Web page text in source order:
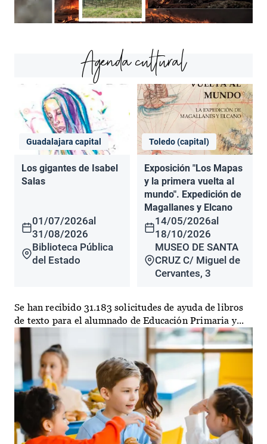
Agenda cultural
Guadalajara capital
Los gigantes de Isabel
Salas
01/07/2026al
31/08/2026
Biblioteca Pública
del Estado
Toledo (capital)
Exposición "Los Mapas
y la primera vuelta al
mundo". Expedición de
Magallanes y Elcano
14/05/2026al
18/10/2026
MUSEO DE SANTA
CRUZ C/ Miguel de
Cervantes, 3
Se han recibido 31.183 solicitudes de ayuda de libros
de texto para el alumnado de Educación Primaria y...